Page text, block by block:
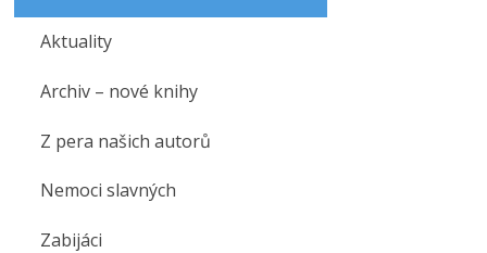
Aktuality
Archiv – nové knihy
Z pera našich autorů
Nemoci slavných
Zabijáci